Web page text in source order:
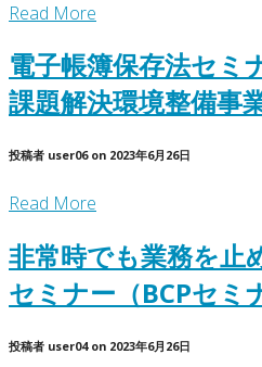
Read More
電子帳簿保存法セミ
課題解決環境整備事
投稿者 user06on 2023年6月26日
Read More
非常時でも業務を
セミナー（BCPセミ
投稿者 user04on 2023年6月26日